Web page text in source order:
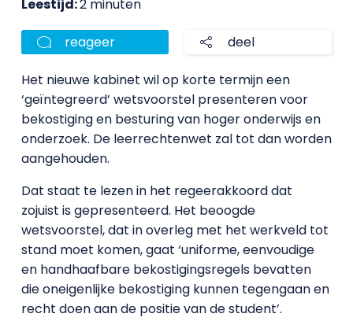
Leestijd:2 minuten
reageer deel
Het nieuwe kabinet wil op korte termijn een
‘geïntegreerd’ wetsvoorstel presenteren voor
bekostiging en besturing van hoger onderwijs en
onderzoek. De leerrechtenwet zal tot dan worden
aangehouden.
Dat staat te lezen in het regeerakkoord dat
zojuist is gepresenteerd. Het beoogde
wetsvoorstel, dat in overleg met het werkveld tot
stand moet komen, gaat ‘uniforme, eenvoudige
en handhaafbare bekostigingsregels bevatten
die oneigenlijke bekostiging kunnen tegengaan en
recht doen aan de positie van de student’.